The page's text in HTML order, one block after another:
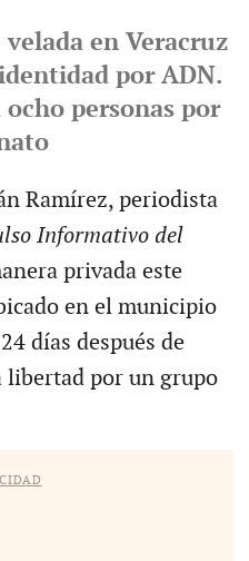
en Veracruz
por ADN.
personas por
Ramírez, periodista
Informativo del
privada este
en el municipio
días después de
libertad por un grupo